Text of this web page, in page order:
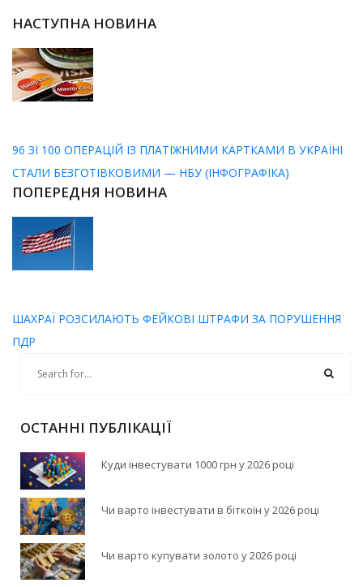
НАСТУПНА НОВИНА
96 ЗІ 100 ОПЕРАЦІЙ ІЗ ПЛАТІЖНИМИ КАРТКАМИ В УКРАЇНІ
СТАЛИ БЕЗГОТІВКОВИМИ — НБУ (ІНФОГРАФІКА)
ПОПЕРЕДНЯ НОВИНА
ШАХРАЇ РОЗСИЛАЮТЬ ФЕЙКОВІ ШТРАФИ ЗА ПОРУШЕННЯ
ПДР
ОСТАННІ ПУБЛІКАЦІЇ
Куди інвестувати 1000 грн у 2026 році
Чи варто інвестувати в біткоїн у 2026 році
Чи варто купувати золото у 2026 році